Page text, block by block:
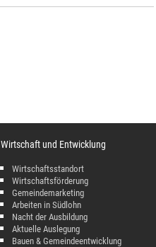
Wirtschaft und Entwicklung
Wirtschaftsstandort
Wirtschaftsförderung
Gemeindemarketing
Arbeiten in Südlohn
Nacht der Ausbildung
Aktuelle Auslegung
Bauen & Gemeindeentwicklung